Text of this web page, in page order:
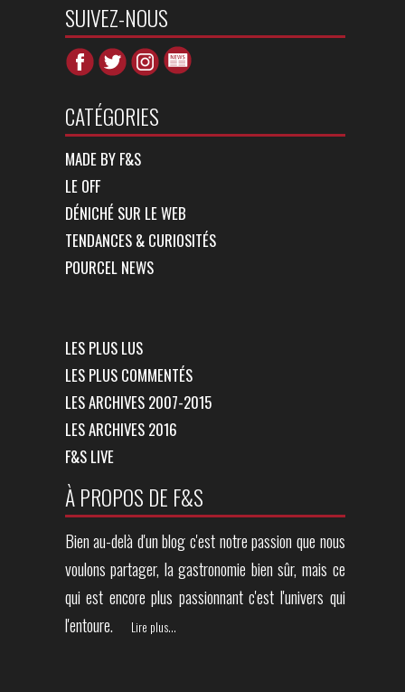
SUIVEZ-NOUS
CATÉGORIES
MADE BY F&S
LE OFF
DÉNICHÉ SUR LE WEB
TENDANCES & CURIOSITÉS
POURCEL NEWS
LES PLUS LUS
LES PLUS COMMENTÉS
LES ARCHIVES 2007-2015
LES ARCHIVES 2016
F&S LIVE
À PROPOS DE F&S
Bien au-delà d'un blog c'est notre passion que nous
voulons partager, la gastronomie bien sûr, mais ce
qui est encore plus passionnant c'est l'univers qui
l'entoure.
Lire plus...